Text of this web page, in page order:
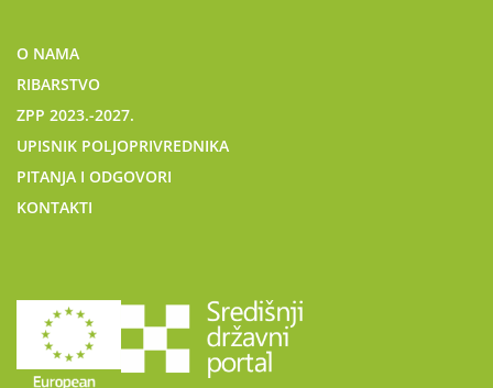
O NAMA
RIBARSTVO
ZPP 2023.-2027.
UPISNIK POLJOPRIVREDNIKA
PITANJA I ODGOVORI
KONTAKTI